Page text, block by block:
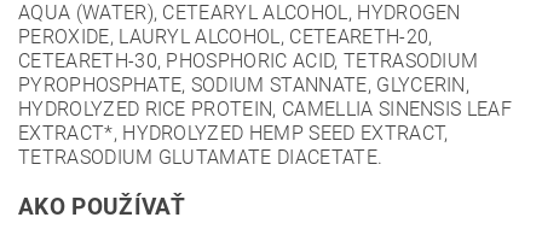
AQUA (WATER), CETEARYL ALCOHOL, HYDROGEN
PEROXIDE, LAURYL ALCOHOL, CETEARETH-20,
CETEARETH-30, PHOSPHORIC ACID, TETRASODIUM
PYROPHOSPHATE, SODIUM STANNATE, GLYCERIN,
HYDROLYZED RICE PROTEIN, CAMELLIA SINENSIS LEAF
EXTRACT*, HYDROLYZED HEMP SEED EXTRACT,
TETRASODIUM GLUTAMATE DIACETATE.
AKO POUŽÍVAŤ